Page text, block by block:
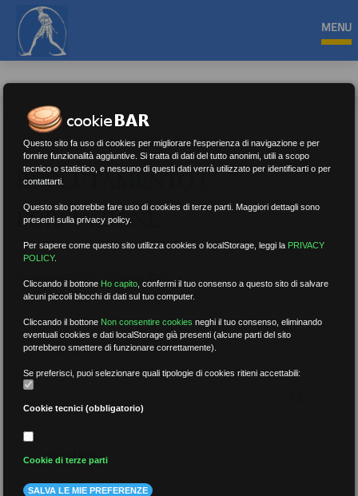
MENU
RECLUTAMENTO E
FORMAZIONE
Nessun risultato.Rimuovi filtri
RICERCA
per data
Questo sito fa uso di cookies per migliorare l'esperienza di navigazione e per
fornire funzionalità aggiuntive. Si tratta di dati del tutto anonimi, utili a scopo
tecnico o statistico, e nessuno di questi dati verrà utilizzato per identificarti o per
contattarti.
Questo sito potrebbe fare uso di cookies di terze parti. Maggiori dettagli sono
presenti sulla privacy policy.
Per sapere come questo sito utilizza cookies o localStorage, leggi la PRIVACY
POLICY.
Cliccando il bottone Ho capito ,confermi il tuo consenso a questo sito di salvare
alcuni piccoli blocchi di dati sul tuo computer.
Cliccando il bottone Non consentire cookies neghi il tuo consenso, eliminando
eventuali cookies e dati localStorage già presenti (alcune parti del sito
potrebbero smettere di funzionare correttamente).
Se preferisci, puoi selezionare quali tipologie di cookies ritieni accettabili:
Cookie tecnici (obbligatorio)
Cookie di terze parti
SALVA LE MIE PREFERENZE